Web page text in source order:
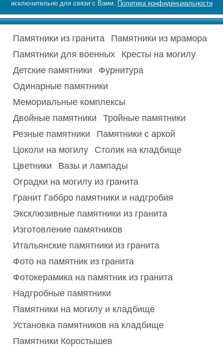
исключительно для связи с Вами. Политика конфиденциальности
Памятники из гранита
Памятники из мрамора
Памятники для военных
Кресты на могилу
Детские памятники
Фурнитура
Одинарные памятники
Мемориальные комплексы
Двойные памятники
Тройные памятники
Резные памятники
Памятники с аркой
Цоколи на могилу
Столик на кладбище
Цветники
Вазы и лампады
Оградки на могилу из гранита
Гранит Габбро памятники и надгробия
Эксклюзивные памятники из гранита
Изготовление памятников
Итальянские памятники из гранита
Фото на памятник из гранита
Фотокерамика на памятник из гранита
Надгробные памятники
Памятники на могилу и кладбище
Установка памятников на кладбище
Памятники Коростышев